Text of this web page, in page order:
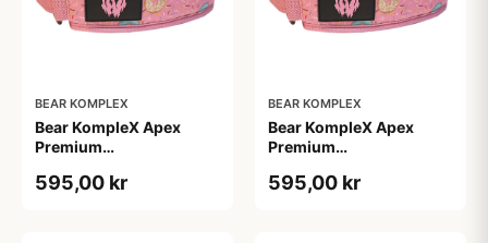
BEAR KOMPLEX
Bear KompleX Apex
Premium
str. S
595,00 kr
BEAR KOMPLEX
Bear KompleX Apex
Premium
str. XL
595,00 kr